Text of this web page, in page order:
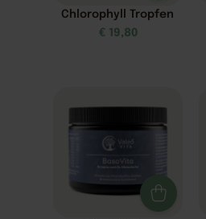
Chlorophyll Tropfen
€ 19,80